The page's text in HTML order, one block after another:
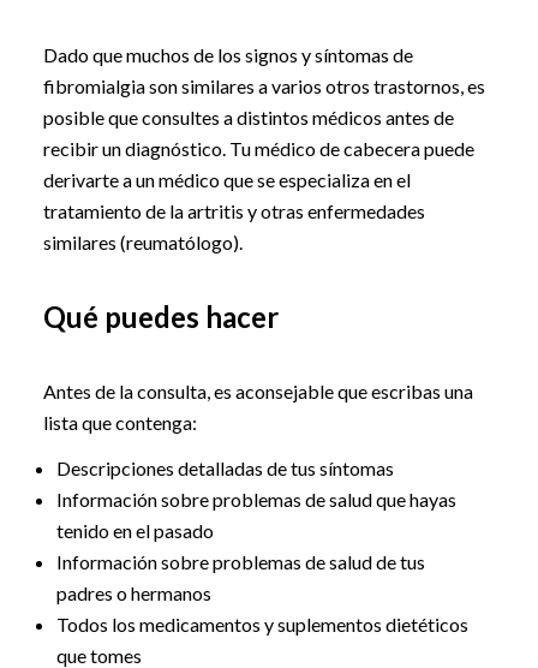
Dado que muchos de los signos y síntomas de
fibromialgia son similares a varios otros trastornos, es
posible que consultes a distintos médicos antes de
recibir un diagnóstico. Tu médico de cabecera puede
derivarte a un médico que se especializa en el
tratamiento de la artritis y otras enfermedades
similares (reumatólogo).
Qué puedes hacer
Antes de la consulta, es aconsejable que escribas una
lista que contenga:
Descripciones detalladas de tus síntomas
Información sobre problemas de salud que hayas
tenido en el pasado
Información sobre problemas de salud de tus
padres o hermanos
Todos los medicamentos y suplementos dietéticos
que tomes